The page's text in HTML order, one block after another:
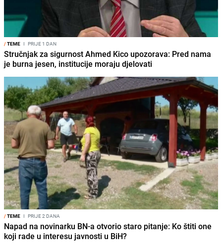
/TEME I PRIJE 1 DAN
Stručnjak za sigurnost Ahmed Kico upozorava: Pred nama
je burna jesen, institucije moraju djelovati
/TEME I PRIJE 2 DANA
Napad na novinarku BN-a otvorio staro pitanje: Ko štiti one
koji rade u interesu javnosti u BiH?